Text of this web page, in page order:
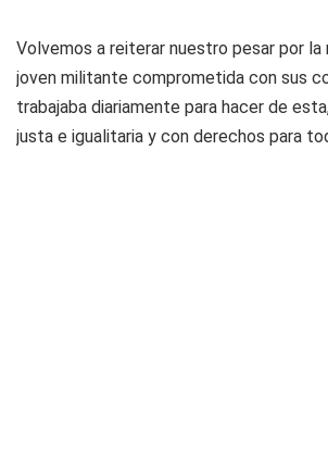
Volvemos a reiterar nuestro pesar por la
joven militante comprometida con sus
trabajaba diariamente para hacer de
justa e igualitaria y con derechos para